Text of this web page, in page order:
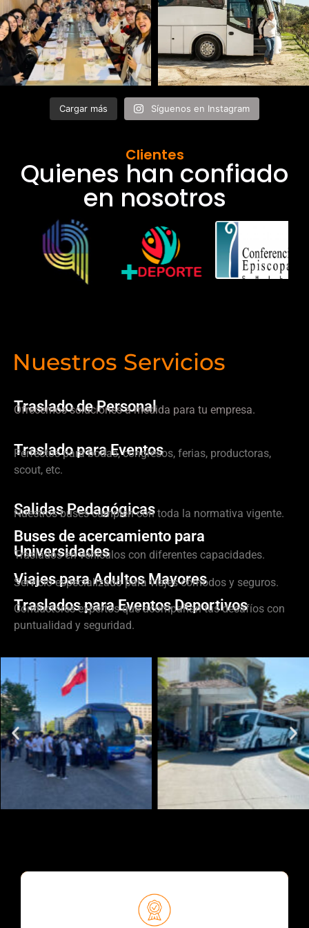
Cargar más Síguenos en Instagram
Clientes
Quienes han confiado
en nosotros
Nuestros Servicios
Traslado de Personal
Ofrecemos soluciones a medida para tu empresa.
Traslado para Eventos
Perfectos para bodas, congresos, ferias, productoras,
scout, etc.
Salidas Pedagógicas
Nuestros buses cumplen con toda la normativa vigente.
Buses de acercamiento para
Universidades
Traslados en vehículos con diferentes capacidades.
Viajes para Adultos Mayores
Servicio especializado para viajes cómodos y seguros.
Traslados para Eventos Deportivos
Conductores expertos que acompañan tus desafíos con
puntualidad y seguridad.